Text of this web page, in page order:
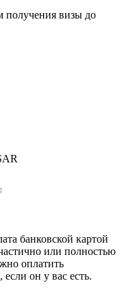
получения визы до
банковской картой
или полностью
оплатить
он у вас есть.